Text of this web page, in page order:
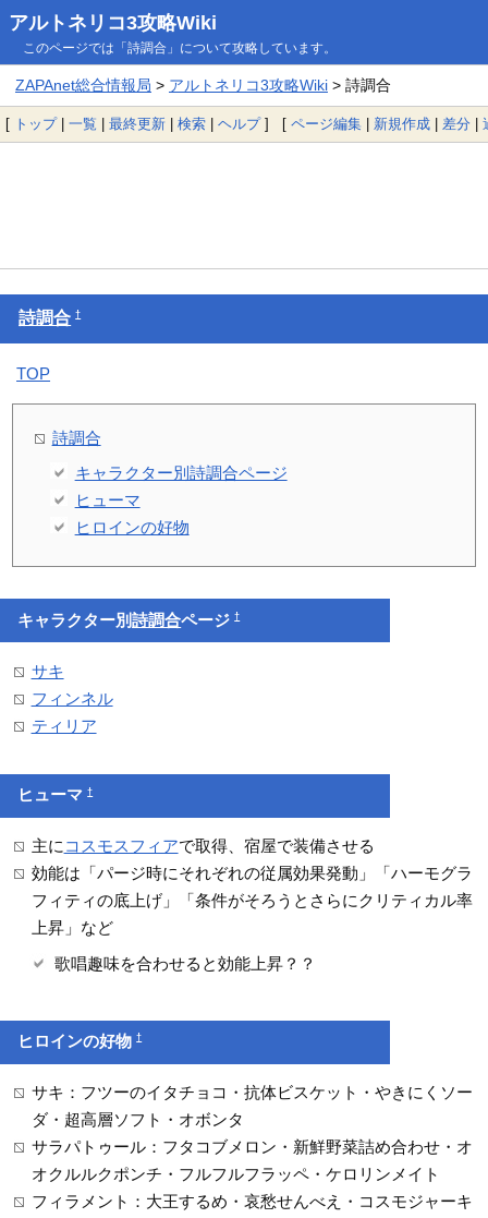
アルトネリコ3攻略Wiki
このページでは「詩調合」について攻略しています。
ZAPAnet総合情報局 > アルトネリコ3攻略Wiki> 詩調合
[ トップ| 一覧 | 最終更新 | 検索 | ヘルプ] [ ページ編集 | 新規作成 | 差分 |
詩調合 †
TOP
詩調合
キャラクター別詩調合ページ
ヒューマ
ヒロインの好物
キャラクター別詩調合ページ†
サキ
フィンネル
ティリア
ヒューマ†
主に コスモスフィアで取得、宿屋で装備させる
効能は「パージ時にそれぞれの従属効果発動」「ハーモグラ
フィティの底上げ」「条件がそろうとさらにクリティカル率
上昇」など
歌唱趣味を合わせると効能上昇？？
ヒロインの好物†
サキ：フツーのイタチョコ・抗体ビスケット・やきにくソー
ダ・超高層ソフト・オボンタ
サラパトゥール：フタコブメロン・新鮮野菜詰め合わせ・オ
オクルルクポンチ・フルフルフラッペ・ケロリンメイト
フィラメント：大王するめ・哀愁せんべえ・コスモジャーキ